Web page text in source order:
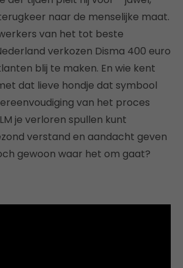
naar de menselijke maat.
van het tot beste
verkozen Disma 400 euro
blij te maken. En wie kent
dat lieve hondje dat symbool
van het proces
je verloren spullen kunt
verstand en aandacht geven
gewoon waar het om gaat?